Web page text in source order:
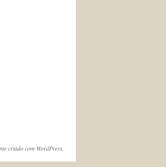
criado com WordPress.